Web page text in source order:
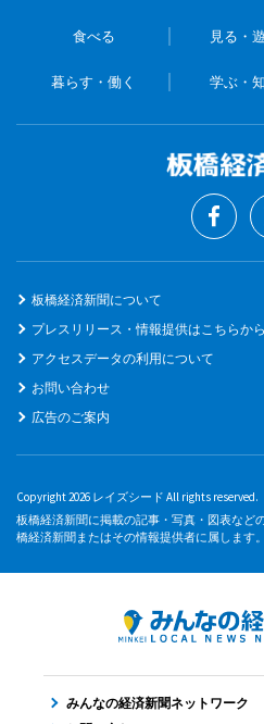
食べる 見る・
暮らす・働く 学ぶ・
板橋経済新聞について
プレスリリース・情報提供はこちらから
アクセスデータの利用について
お問い合わせ
広告のご案内
Copyright 2026 レイズシード All rights reserved.
板橋経済新聞に掲載の記事・写真・図表など
橋経済新聞またはその情報提供者に属します。
みんなの経済新聞ネットワーク